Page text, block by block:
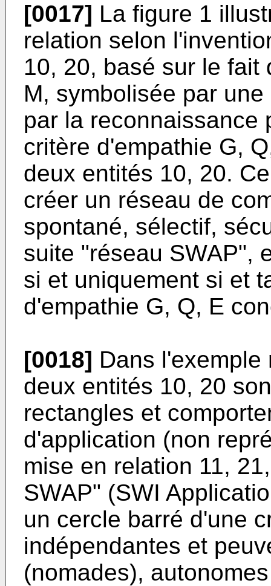
[0017] La figure 1
relation selon
10, 20, basé sur le fait
M, symbolisée par
par la reconnaissance
critère d'empathie G,
deux entités 10, 20.
créer un réseau de
spontané, sélectif,
suite "réseau SWAP",
si et uniquement si et
d'empathie G, Q, E
[0018] Dans
deux entités 10, 20
rectangles et
d'application (non
mise en relation 11,
SWAP" (SWI
un cercle barré d'une
indépendantes et
(nomades),